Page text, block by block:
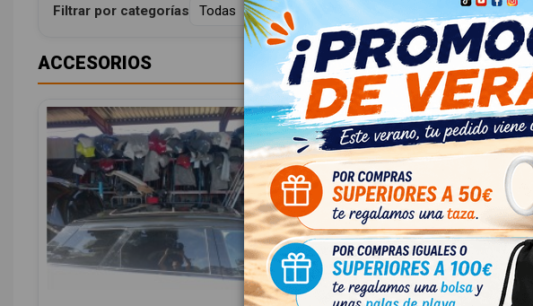
Filtrar por categorías
ACCESORIOS